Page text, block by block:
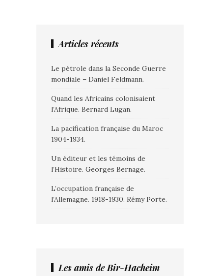
Articles récents
Le pétrole dans la Seconde Guerre
mondiale – Daniel Feldmann.
Quand les Africains colonisaient
l’Afrique. Bernard Lugan.
La pacification française du Maroc
1904-1934.
Un éditeur et les témoins de
l’Histoire. Georges Bernage.
L’occupation française de
l’Allemagne. 1918-1930. Rémy Porte.
Les amis de Bir-Hacheim